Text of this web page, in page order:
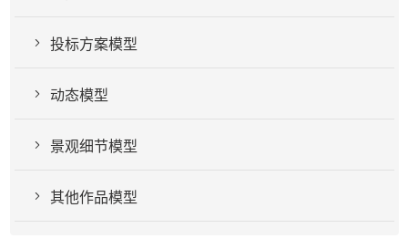
投标方案模型
动态模型
景观细节模型
其他作品模型